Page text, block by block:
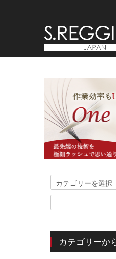
カテゴリーか